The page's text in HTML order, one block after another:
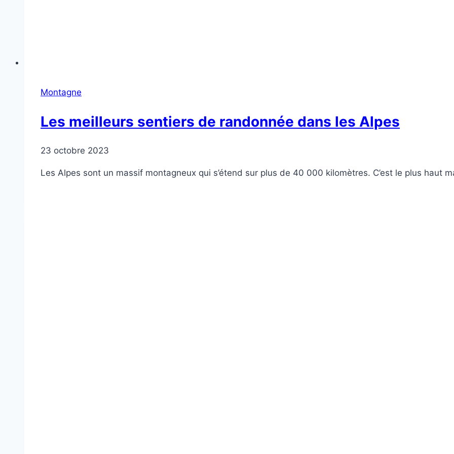
Montagne
Les meilleurs sentiers de randonnée dans les Alpes
23 octobre 2023
Les Alpes sont un massif montagneux qui s’étend sur plus de 40 000 kilomètres. C’est le plus haut